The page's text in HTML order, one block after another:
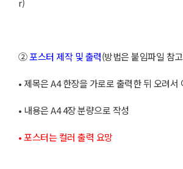
r)
②포스터 제작 및 출력(방법은 붙임파일 참
• 제목은 A4 한장을 가로로 출력한 뒤 오려서
• 내용은 A4 4장 분량으로 작성
• 포스터는 컬러 출력 요망